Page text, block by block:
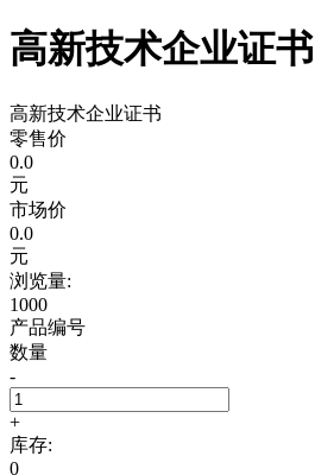
高新技术企业证书
高新技术企业证书
零售价
0.0
元
市场价
0.0
元
浏览量:
1000
产品编号
数量
-
+
库存:
0